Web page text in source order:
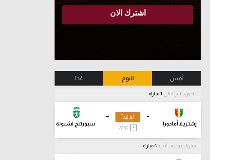
أمس اليوم غدا
الدوري البرتغالي
-
إشتريلا أمادورا
-
سبورتنج لشبونة
لم تبدأ
22:30
مباريات ودية - أندية